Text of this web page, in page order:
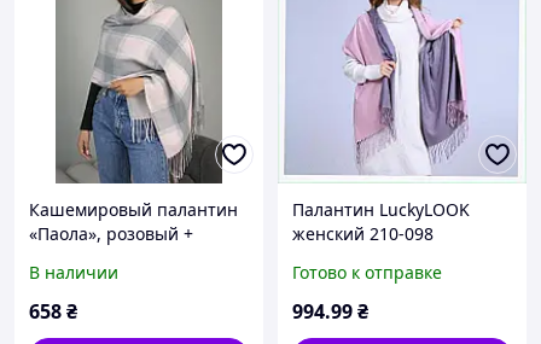
Кашемировый палантин
«Паола», розовый +
В наличии
658₴
Палантин LuckyLOOK
женский 210-098
68H8618A1
Готово к отправке
994.99₴